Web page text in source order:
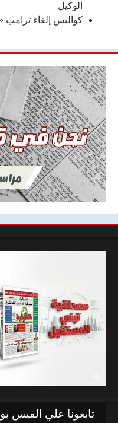
الوكيل
كواليس إلغاء ترامب
تابعونا علي الفيس